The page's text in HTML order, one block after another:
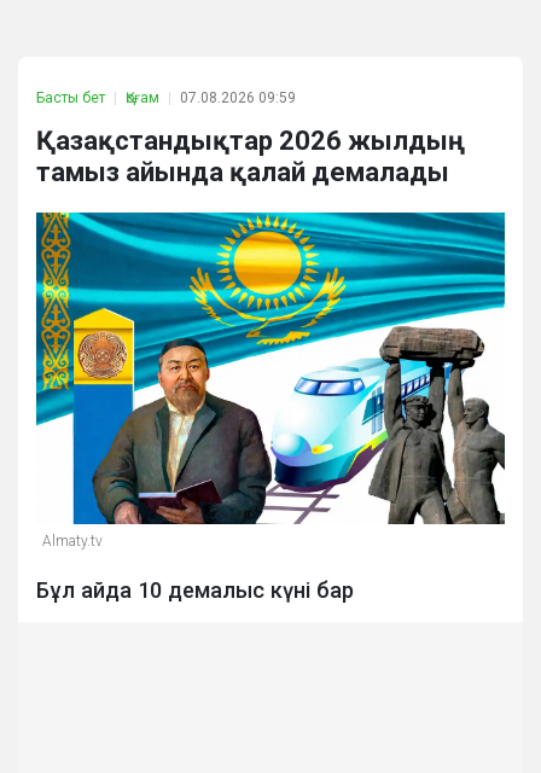
Басты бет Қоғам 07.08.2026 09:59
Қазақстандықтар 2026 жылдың
тамыз айында қалай демалады
Almaty.tv
Бұл айда 10 демалыс күні бар